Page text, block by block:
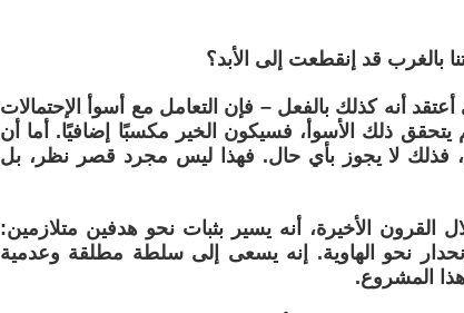
بالغرب قد إنقطعت إلى الأبد؟
أنه كذلك بالفعل – فإن التعامل مع أسوأ الإحتمالات
يتحقق ذلك الأسوأ، فسيكون الخير مكسبًا إضافيًا. أما أن
لا يجوز بأي حال. فهذا ليس مجرد قصر نظر، بل
القرون الأخيرة، أنه يسير بثبات نحو هدفين متلازمين:
نحو الهاوية. إنه يسعى إلى سلطة مطلقة وعدمية
المشروع.